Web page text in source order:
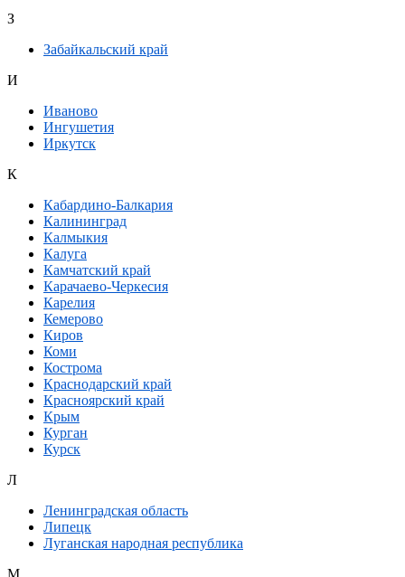
З
Забайкальский край
И
Иваново
Ингушетия
Иркутск
К
Кабардино-Балкария
Калининград
Калмыкия
Калуга
Камчатский край
Карачаево-Черкесия
Карелия
Кемерово
Киров
Коми
Кострома
Краснодарский край
Красноярский край
Крым
Курган
Курск
Л
Ленинградская область
Липецк
Луганская народная республика